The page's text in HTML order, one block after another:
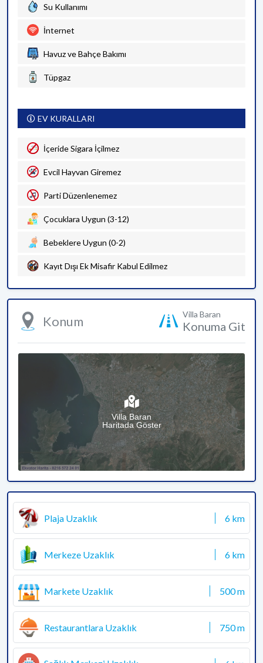
Su Kullanımı
İnternet
Havuz ve Bahçe Bakımı
Tüpgaz
EV KURALLARI
İçeride Sigara İçilmez
Evcil Hayvan Giremez
Parti Düzenlenemez
Çocuklara Uygun (3-12)
Bebeklere Uygun (0-2)
Kayıt Dışı Ek Misafir Kabul Edilmez
Konum Villa Baran
Konuma Git
Villa Baran
Haritada Göster
Plaja Uzaklık 6 km
Merkeze Uzaklık 6 km
Markete Uzaklık 500 m
Restaurantlara Uzaklık 750 m